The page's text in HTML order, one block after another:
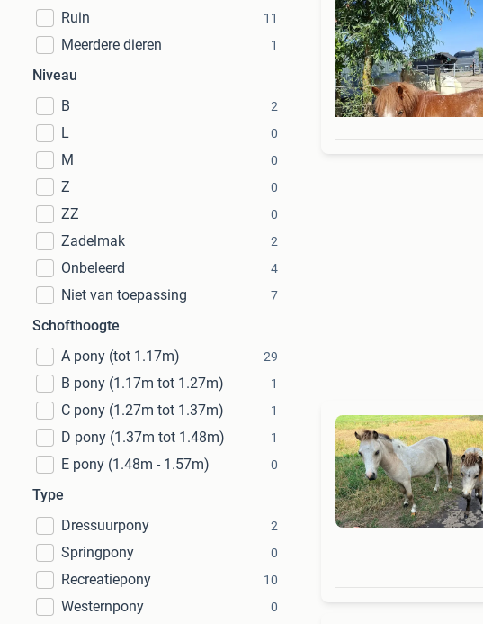
Ruin 11
Meerdere dieren 1
Niveau
B
2
L 0
M 0
Z 0
ZZ 0
Zadelmak 2
Onbeleerd 4
Niet van toepassing 7
Schofthoogte
A pony (tot 1.17m)
29
B pony (1.17m tot 1.27m) 1
C pony (1.27m tot 1.37m) 1
D pony (1.37m tot 1.48m) 1
E pony (1.48m - 1.57m) 0
Type
Dressuurpony
2
Springpony 0
Recreatiepony 10
Westernpony 0